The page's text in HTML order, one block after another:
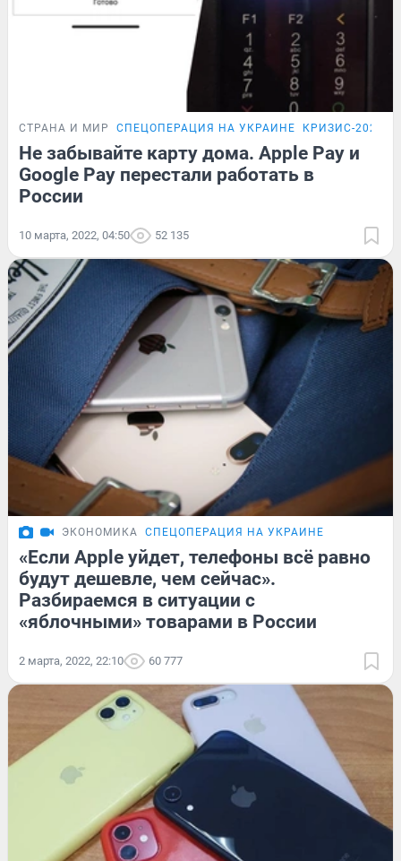
СТРАНА И МИР СПЕЦОПЕРАЦИЯ НА УКРАИНЕ КРИЗИС-2026
Не забывайте карту дома. Apple Pay и
Google Pay перестали работать в
России
10 марта, 2022, 04:50 52 135
ЭКОНОМИКА СПЕЦОПЕРАЦИЯ НА УКРАИНЕ
«Если Apple уйдет, телефоны всё равно
будут дешевле, чем сейчас».
Разбираемся в ситуации с
«яблочными» товарами в России
2 марта, 2022, 22:10 60 777